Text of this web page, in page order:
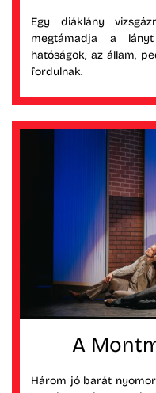
Egy diáklány
megtámadja a
hatóságok, az állam,
fordulnak.
A
Három jó barát